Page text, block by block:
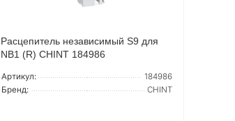
Расцепитель независимый S9 для
NB1 (R) CHINT 184986
Артикул:
184986
Бренд:
CHINT